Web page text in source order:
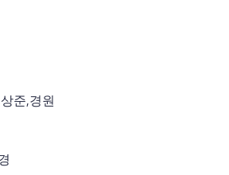
준,경원